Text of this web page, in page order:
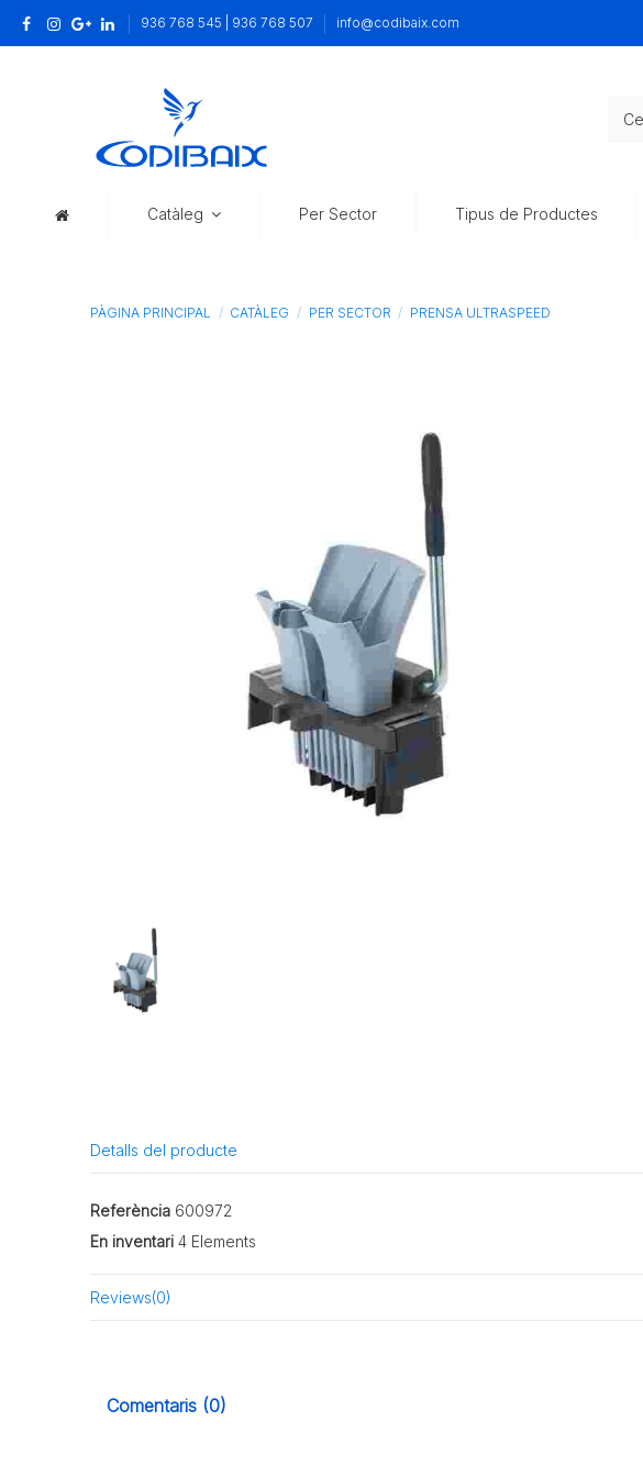
936 768 545 | 936 768 507 info@codibaix.com
Catàleg Per Sector Tipus de Productes
PÀGINA PRINCIPAL CATÀLEG PER SECTOR PRENSA ULTRASPEED
Detalls del producte
Referència 600972
En inventari 4 Elements
Reviews(0)
Comentaris (0)